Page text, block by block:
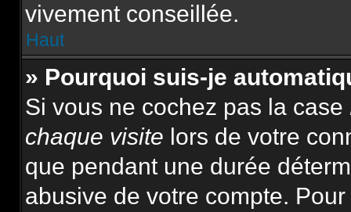
vivement conseillée.
Haut
» Pourquoi suis-je
Si vous ne cochez pas la case
chaque visite lors de votre
que pendant une durée
abusive de votre compte.